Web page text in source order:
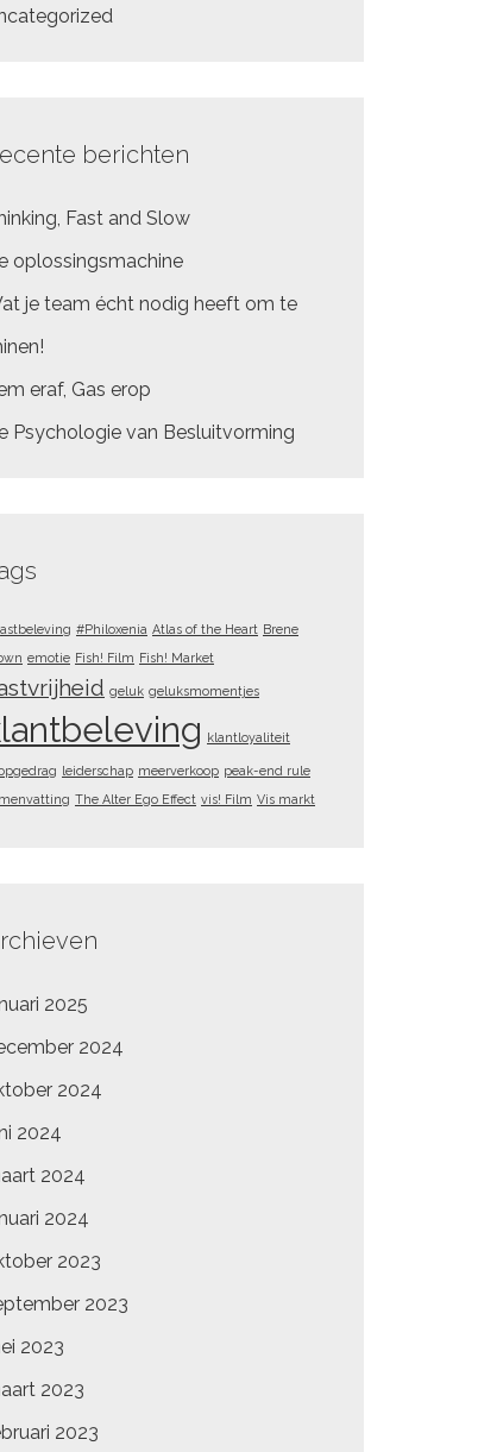
berichten
Fast and Slow
oplossingsmachine
je team écht nodig heeft om te
eraf, Gas erop
Psychologie van Besluitvorming
#Philoxenia Atlas of the Heart Brene
emotie Fish! Film Fish! Market
geluk geluksmomentjes
klantloyaliteit
leiderschap meerverkoop peak-end rule
The Alter Ego Effect vis! Film Vis markt
2025
2024
2024
2024
2024
2024
2023
2023
2023
2023
2023